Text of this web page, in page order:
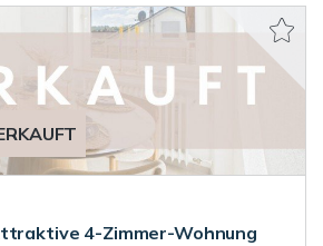
4-Zimmer-Wohnung